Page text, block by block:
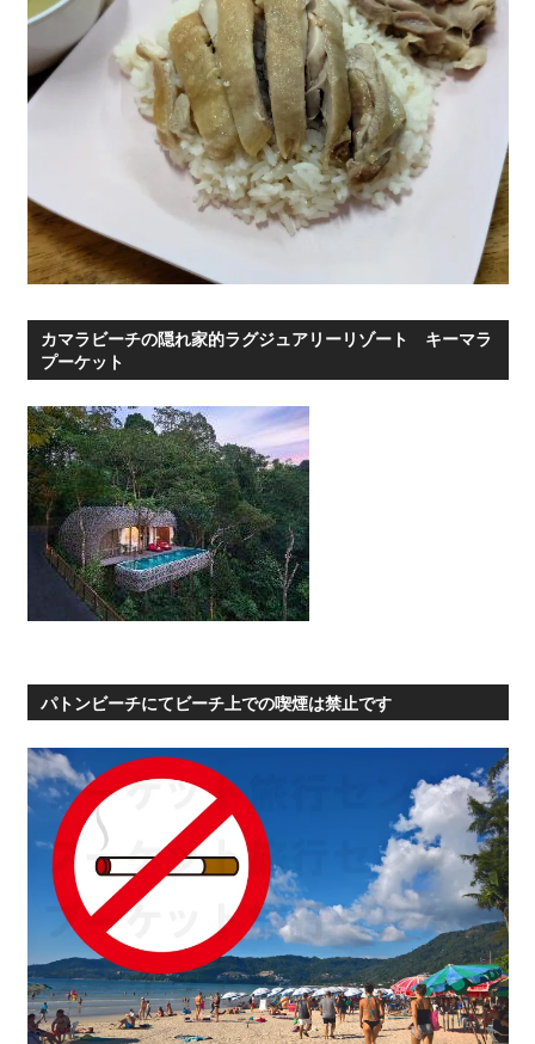
カマラビーチの隠れ家的ラグジュアリーリゾート キーマラ
プーケット
パトンビーチにてビーチ上での喫煙は禁止です